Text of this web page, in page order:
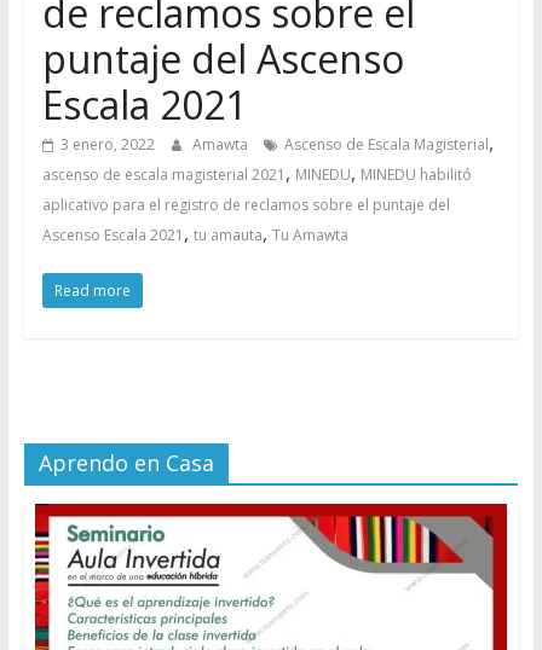
de reclamos sobre el
puntaje del Ascenso
Escala 2021
3 enero, 2022 Amawta Ascenso de Escala Magisterial,
ascenso de escala magisterial 2021 , MINEDU, MINEDU habilitó
aplicativo para el registro de reclamos sobre el puntaje del
Ascenso Escala 2021 , tu amauta, Tu Amawta
Read more
Aprendo en Casa